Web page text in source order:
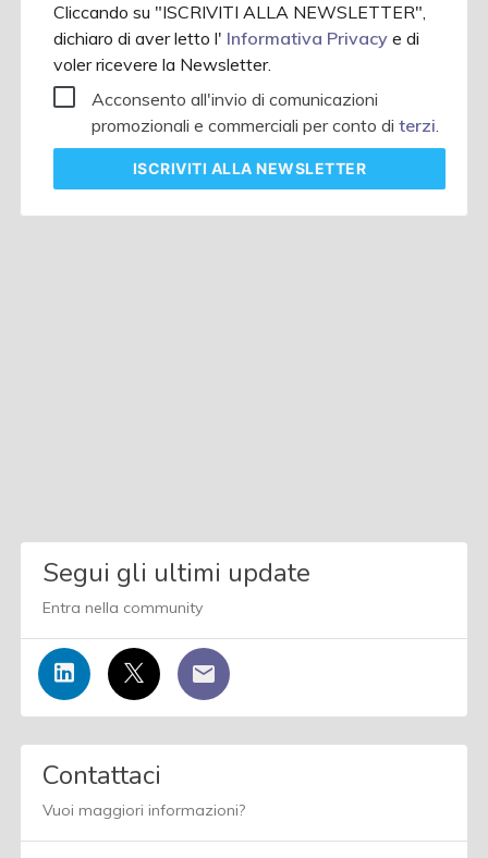
Cliccando su "ISCRIVITI ALLA NEWSLETTER",
dichiaro di aver letto l' Informativa Privacye di
voler ricevere la Newsletter.
Acconsento all'invio di comunicazioni
promozionali e commerciali per conto diterzi.
ISCRIVITI ALLA NEWSLETTER
Segui gli ultimi update
Entra nella community
Contattaci
Vuoi maggiori informazioni?